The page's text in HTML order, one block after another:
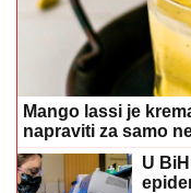
Mango lassi je
napraviti za samo
U